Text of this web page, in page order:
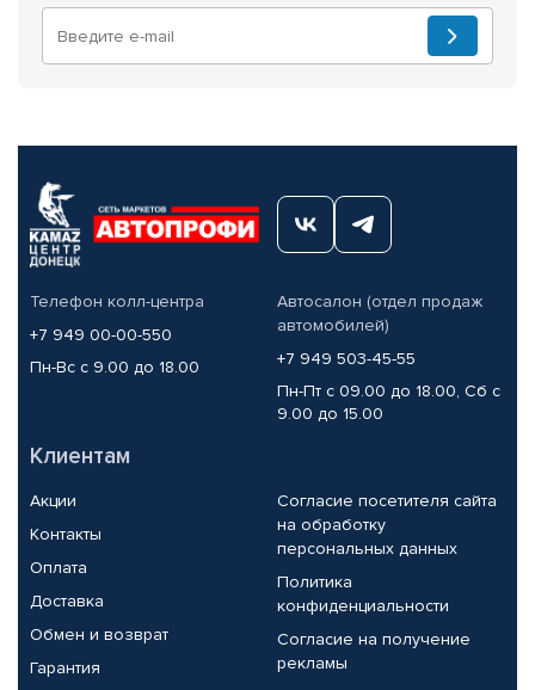
Телефон колл-центра
+7 949 00-00-550
Пн-Вс с 9.00 до 18.00
Автосалон (отдел продаж
автомобилей)
+7 949 503-45-55
Пн-Пт с 09.00 до 18.00, Сб с
9.00 до 15.00
Клиентам
Акции
Контакты
Оплата
Доставка
Обмен и возврат
Гарантия
Согласие посетителя сайта
на обработку
персональных данных
Политика
конфиденциальности
Согласие на получение
рекламы